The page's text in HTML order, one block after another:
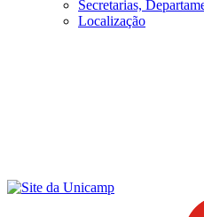
Secretarias,
Localização